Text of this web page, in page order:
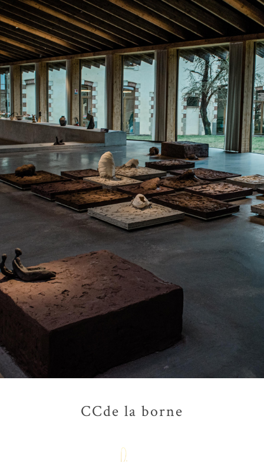
CCde la borne